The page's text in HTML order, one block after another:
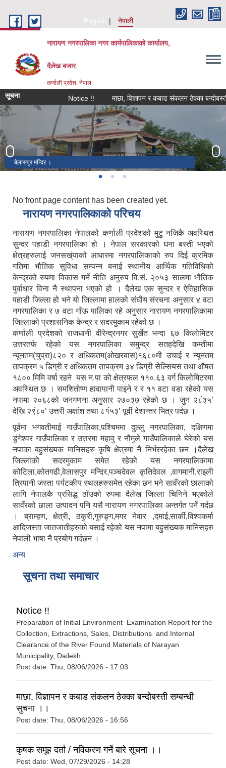
English
नेपाली
नारायण नगरपालिका नगर कार्यपालिकाको कार्यालय,
दैलेख बजार
कर्णाली प्रदेश, नेपाल
सूचना Notice !! माछा, विज्ञापन र कबाड संकलन ठेक्का बन्दोबस्ती
बेलासपुर मन्दिर ।
भुर्तिको २१ देवल ।
जाहरकोटकाे एक देवल / पादुकाको एक सिलालेख ।
No front page content has been created yet.
नारायण नगरपालिकाको परिचय
नारायण नगरपालिका नेपालको कर्णाली प्रदेशको मुटु नजिकै अवस्थित
सुन्दर पहाडी नगरपालिका हो । नेपाल सरकारको घना बस्ती भएको
क्षेत्रहरुलाई जनसख्ंयाको आधारमा नगरपालिकाको रुप दिई क्रमिक
गतिमा भौतिक सुविधा सम्पन्न बनाई स्थानीय आर्थिक गतिविधिको
केन्द्रको रुपमा विकास गर्ने नीति अनुरुप वि.सं. २०५३ सालमा भौतिक
पुर्वाधार विना नै स्थापना भएको हो । दैलेख एक सुन्दर र ऐतिहासिक
पहाडी जिल्ला हो भने यो जिल्लामा हालको संघीय संरचना अनुसार ४ वटा
नगरपालिका र ७ वटा गाँऊ पालिका रहे अनुसार नारायण नगरपालिकामा
जिल्लाको प्रशासनिक केन्द्र र सदरमुकाम रहेको छ ।
कर्णाली प्रदेशको राजधानी वीरेन्द्रनगर सुर्खेत भन्दा ६७ किलोमिटर
उत्तरतर्फ रहेको यस नगरपालिका समुन्द्र सतहदेखि कम्तीमा
न्यूनतम(चुप्रा)८२० र अधिकतम(ओखरबास)१६८०मी उचाई र न्यूनतम
तापक्रम ५ डिग्री र अधिकतम तापक्रम ३४ डिग्री सेल्सियस तथा औषत
१८०० मिमि वर्षा रहने यस न.पा को क्षेत्रफल ११०.६३ वर्ग किलोमिटरमा
अवस्थित छ । समशितोष्ण हावापानी पाइने र र ११ वटा वडा रहेको यस
नपामा २०६८को जनगणना अनुसार २७०३७ रहेको छ । जुन २८ं३५’
देखि २९ं८०’ उत्तरी अक्षांश तथा ८१ं५३’ पूर्वी देशान्तर भित्र पर्दछ ।
पूर्वमा भगवतीमाई गाउँपालिका,पश्चिममा दुल्लु नगरपालिका, दक्षिणमा
डुंगेश्वर गाउँपालिका र उत्तरमा महावु र नौमुले गाउँपालिकाले घेरेको यस
नपाका बहुसंख्यक मानिसहरु कृषि क्षेत्रमा नै निर्भररहेका छन ।दैलेख
जिल्लाको सदरमुकाम समेत रहेको यस नगरपालिकामा
कोटिला,कोतगढी,वेलासपुर मन्दिर,पञ्चदेवल कृतिदेवल ,वागमानी,राइली
त्रिपानी जस्ता पर्यटकीय स्थलहरुसमेत रहेका छन भने सावँरको छालाको
लागि नेपालकै प्रसिद्ध ठाँउको रुपमा दैलेख जिल्ला चिनिने भएकोले
सावँरको छाला उत्पादन पनि यसै नारायण नगरपालिका अन्तर्गत पर्ने गर्दछ
। ब्राम्हण, क्षेत्री, ठकुरी,गुरुङ्ग,मगर नेवार ,दमाई,सार्की,विश्वकर्मा
आदिजस्ता जातजातीहरुको बसाई रहेको यस नपामा बहुसंख्यक मानिसहरु
नेपाली भाषा नै प्रयोग गर्दछन ।
अन्य
सूचना तथा समाचार
Notice !!
Preparation of Initial Environment Examination Report for the
Collection, Extractions, Sales, Distributions and Internal
Clearance of the River Found Materials of Narayan
Municipality, Dailekh .
Post date: Thu, 08/06/2026 - 17:03
माछा, विज्ञापन र कबाड संकलन ठेक्का बन्दोबस्ती सम्बन्धी
सुचना ।।
Post date: Thu, 08/06/2026 - 16:56
कृषक समूह दर्ता / नविकरण गर्ने बारे सूचना ।।
Post date: Wed, 07/29/2026 - 14:28